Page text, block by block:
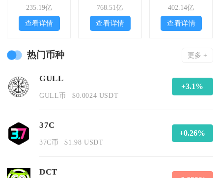
235.19亿
查看详情
768.51亿
查看详情
402.14亿
查看详情
热门币种 更多 +
GULL
GULL币 $0.0024 USDT
+3.1%
37C
37C币 $1.98 USDT
+0.26%
DCT